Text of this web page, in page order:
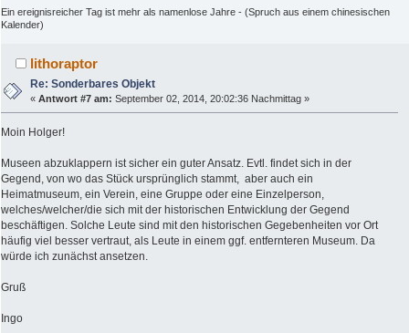
Ein ereignisreicher Tag ist mehr als namenlose Jahre - (Spruch aus einem chinesischen
Kalender)
lithoraptor
Re: Sonderbares Objekt
«Antwort #7 am: September 02, 2014, 20:02:36 Nachmittag »
Moin Holger!
Museen abzuklappern ist sicher ein guter Ansatz. Evtl. findet sich in der
Gegend, von wo das Stück ursprünglich stammt, aber auch ein
Heimatmuseum, ein Verein, eine Gruppe oder eine Einzelperson,
welches/welcher/die sich mit der historischen Entwicklung der Gegend
beschäftigen. Solche Leute sind mit den historischen Gegebenheiten vor Ort
häufig viel besser vertraut, als Leute in einem ggf. entfernteren Museum. Da
würde ich zunächst ansetzen.
Gruß
Ingo